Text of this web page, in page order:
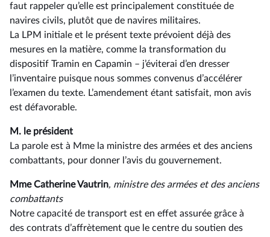
faut rappeler qu’elle est principalement constituée de
navires civils, plutôt que de navires militaires.
La LPM initiale et le présent texte prévoient déjà des
mesures en la matière, comme la transformation du
dispositif Tramin en Capamin –⁠ j’éviterai d’en dresser
l’inventaire puisque nous sommes convenus d’accélérer
l’examen du texte. L’amendement étant satisfait, mon avis
est défavorable.
M. le président
La parole est à Mme la ministre des armées et des anciens
combattants, pour donner l’avis du gouvernement.
Mme Catherine Vautrin, ministre des armées et des anciens
combattants
Notre capacité de transport est en effet assurée grâce à
des contrats d’affrètement que le centre du soutien des